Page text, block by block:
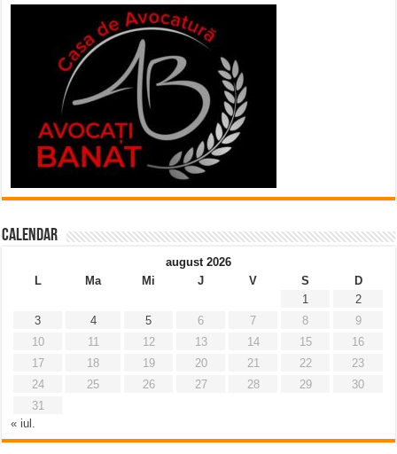
Calendar
august 2026
L
Ma Mi J V S
D
1
2
3
4 5 6 7 8
9
10
11 12 13 14 15
16
17
18 19 20 21 22
23
24
25 26 27 28 29
30
31
« iul.